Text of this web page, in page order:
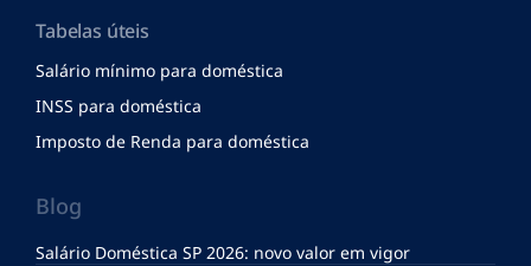
Tabelas úteis
Salário mínimo para doméstica
INSS para doméstica
Imposto de Renda para doméstica
Blog
Salário Doméstica SP 2026: novo valor em vigor